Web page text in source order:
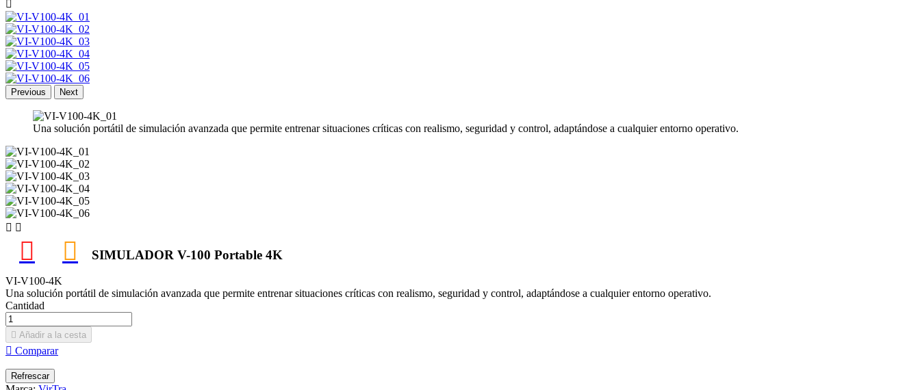

Previous Next
Una solución portátil de simulación avanzada que permite entrenar situaciones críticas con realismo, seguridad y control, adaptándose a cualquier entorno operativo.
 
SIMULADOR V-100 Portable 4K
VI-V100-4K
Una solución portátil de simulación avanzada que permite entrenar situaciones críticas con realismo, seguridad y control, adaptándose a cualquier entorno operativo.
Cantidad
 Añadir a la cesta
 Comparar